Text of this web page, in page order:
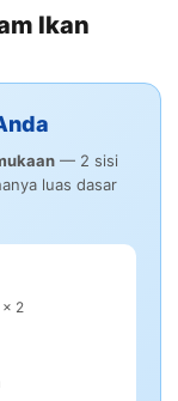
Ikan
— 2 sisi
luas dasar
× 2